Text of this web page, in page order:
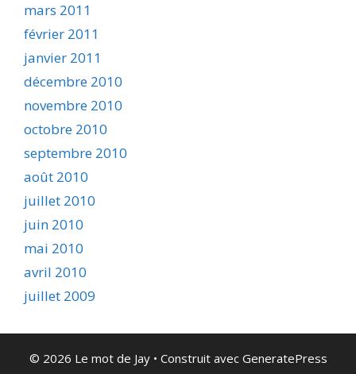
mars 2011
février 2011
janvier 2011
décembre 2010
novembre 2010
octobre 2010
septembre 2010
août 2010
juillet 2010
juin 2010
mai 2010
avril 2010
juillet 2009
© 2026 Le mot de Jay• Construit avec GeneratePress